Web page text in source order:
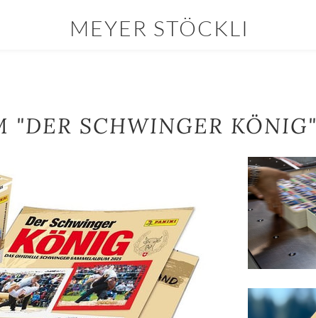
MEYER STÖCKLI
"DER SCHWINGER KÖNIG"